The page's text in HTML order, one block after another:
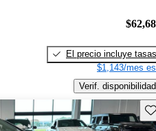
El precio incluye tasas
$1,143/mes
Verif. disponibilidad